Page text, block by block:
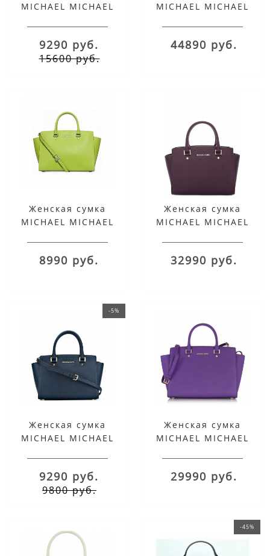
MICHAEL MICHAEL
9290 руб.
15600 руб.
MICHAEL MICHAEL
44890 руб.
Женская сумка
MICHAEL MICHAEL
8990 руб.
Женская сумка
MICHAEL MICHAEL
32990 руб.
-5%
Женская сумка
MICHAEL MICHAEL
9290 руб.
9800 руб.
Женская сумка
MICHAEL MICHAEL
фиолетовая
29990 руб.
-45%